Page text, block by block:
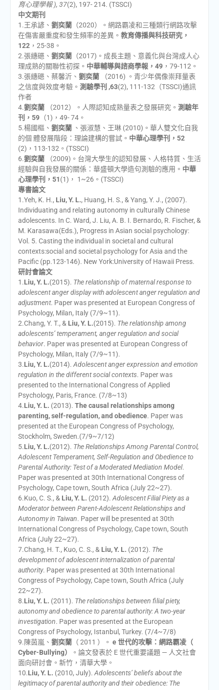
育心理學報 ), 37(2), 197- 214. (TSSCI)
中文期刊
1.王承諺、 劉奕蘭（2020）。網路霸凌和三種類行網路攻擊
在傷害嚴重度和發生頻率的差異。 教育傳播與科技研究，
122，25-38。
2.張繐礠、 劉奕蘭（2017)。成長主題、意義化與台灣成人心
理成熟的關聯性初探。 中華輔導與諮商學報，49，79-112。
3.張繐礠、蔡馨沂、 劉奕蘭
（2016) 。青少年偶像崇拜量表
之信度與效度考驗。 測驗學刊 ,63(2), 111-132（TSSCI)通訊
作者
4.劉奕蘭 （2012）。人際認知成熟量表之發展研究。 測驗年
刊，59（1)，49- 74。
5.楊國樞、 劉奕蘭 、張淑慧、王琳 (2010)。華人雙文化自我
的個 體發展階段：理論建構的嘗試。 中華心理學刊，52
(2)，113-132。(TSSCI)
6.劉奕蘭
（2009)。台灣大學生的認知發展、人格特質、生活
經驗與自我發展的關係：華盛頓大學造句測驗的應用。 中華
心理學刊，51(1)， 1~26。(TSSCI)
專書論文
1.Yeh, K. H., Liu, Y. L., Huang, H. S., & Yang, Y. J., (2007).
Individuating and relating autonomy in culturally Chinese
adolescents. In C. Ward, J. Liu, A. B. I. Bernardo, R. Fischer, &
M. Karasawa(Eds.), Progress in Asian social psychology:
Vol. 5. Casting the individual in societal and cultural
contexts:social and societal psychology for Asia and the
Pacific (pp.123-146). New York:University of Hawaii Press.
研討會論文
1.Liu, Y. L.(2015). The relationship of maternal response to
adolescent anger display with adolescent anger regulation and
adjustment. Paper was presented at European Congress of
Psychology, Milan, Italy (7/9~11).
2.Chang, Y. T., & Liu, Y. L.(2015). The relationship among
adolescents’ temperament, anger regulation and social
behavior. Paper was presented at European Congress of
Psychology, Milan, Italy (7/9~11).
3.Liu, Y. L.(2014).Adolescent anger expression and emotion
regulation in the different social contexts. Paper was
presented to the International Congress of Applied
Psychology, Paris, France. (7/8~13)
4.Liu, Y. L. (2013). The causal relationships among
parenting, self-regulation, and obedience. Paper was
presented at the European Congress of Psychology,
Stockholm, Sweden.(7/9~7/12)
5.Liu, Y. L.(2012). The Relationships Among Parental Control,
Adolescent Temperament, Self-Regulation and Obedience to
Parental Authority: Test of a Moderated Mediation Model.
Paper was presented at 30th International Congress of
Psychology, Cape town, South Africa (July 22~27).
6.Kuo, C. S., & Liu, Y. L. (2012).Adolescent Filial Piety as a
Moderator between Parent-Adolescent Relationships and
Autonomy in Taiwan. Paper will be presented at 30th
International Congress of Psychology, Cape town, South
Africa (July 22~27).
7.Chang, H. T., Kuo, C. S., & Liu, Y. L. (2012). The
development of adolescent internalization of parental
authority. Paper was presented at 30th International
Congress of Psychology, Cape town, South Africa (July
22~27).
8.Liu, Y. L. (2011). The relationships between filial piety,
autonomy and obedience to parental authority: A two-year
investigation. Paper was presented at the European
Congress of Psychology, Istanbul, Turkey. (7/4~7/8)
9.陳茵嵐、 劉奕蘭（ 2011 ）。 e 世代的攻擊：網路霸凌（
Cyber-Bullying）
。論文發表於 E 世代重要議題 — 人文社會
面向研討會。新竹，清華大學。
10.Liu, Y. L. (2010, July).Adolescents’ beliefs about the
legitimacy of parental authority and their obedience: The